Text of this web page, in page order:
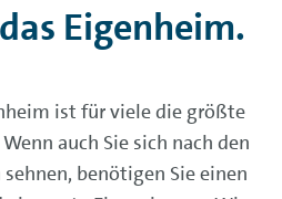
Eigenheim.
ist für viele die größte
auch Sie sich nach den
benötigen Sie einen